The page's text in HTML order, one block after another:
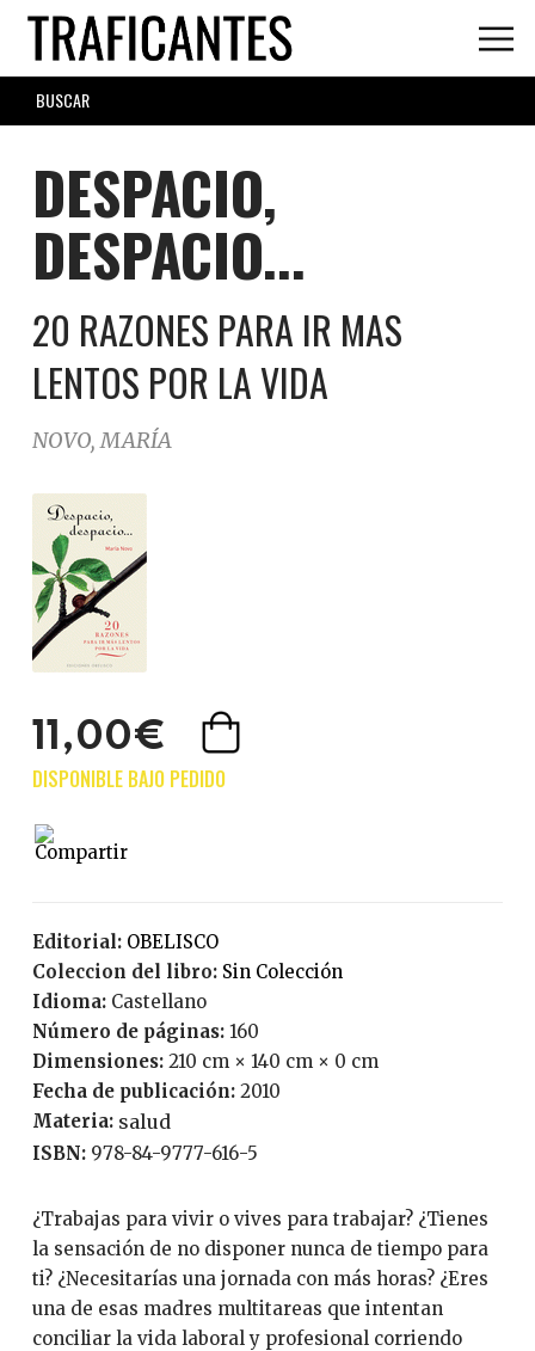
Skip
main
content
SEARCH
FORM
DESPACIO,
DESPACIO...
20 RAZONES PARA IR MAS
LENTOS POR LA VIDA
NOVO, MARÍA
11,00€
Editorial:
OBELISCO
Coleccion del libro:
Sin Colección
Idioma:
Castellano
Número de páginas: 160
Dimensiones: 210 cm × 140 cm × 0 cm
Fecha de publicación:
2010
Materia: salud
ISBN: 978-84-9777-616-5
¿Trabajas para vivir o vives para trabajar? ¿Tienes
la sensación de no disponer nunca de tiempo para
ti? ¿Necesitarías una jornada con más horas? ¿Eres
una de esas madres multitareas que intentan
conciliar la vida laboral y profesional corriendo